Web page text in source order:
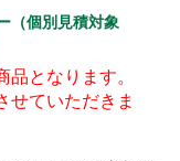
（個別見積対象
品となります。
せていただきま